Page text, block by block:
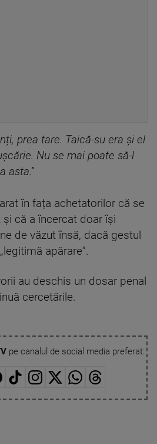
prea tare. Taică-su era și el
Nu se mai poate să-l
asta.”
în fața achetatorilor că se
că a încercat doar își
de văzut însă, dacă gestul
apărare”.
au deschis un dosar penal
cercetările.
pe canalul de social media preferat: